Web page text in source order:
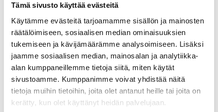
Tämä sivusto käyttää evästeitä
Käytämme evästeitä tarjoamamme sisällön ja mainosten
räätälöimiseen, sosiaalisen median ominaisuuksien
tukemiseen ja kävijämäärämme analysoimiseen. Lisäksi
jaamme sosiaalisen median, mainosalan ja analytiikka-
alan kumppaneillemme tietoja siitä, miten käytät
sivustoamme. Kumppanimme voivat yhdistää näitä
tietoja muihin tietoihin, joita olet antanut heille tai joita on
kerätty, kun olet käyttänyt heidän palvelujaan.